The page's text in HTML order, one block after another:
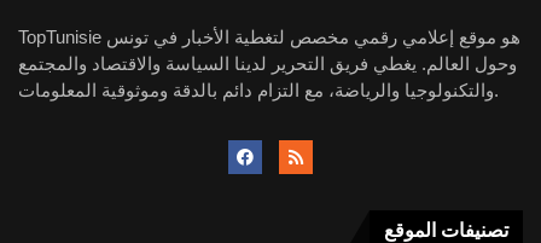
TopTunisie هو موقع إعلامي رقمي مخصص لتغطية الأخبار في تونس
وحول العالم. يغطي فريق التحرير لدينا السياسة والاقتصاد والمجتمع
والتكنولوجيا والرياضة، مع التزام دائم بالدقة وموثوقية المعلومات.
تصنيفات الموقع